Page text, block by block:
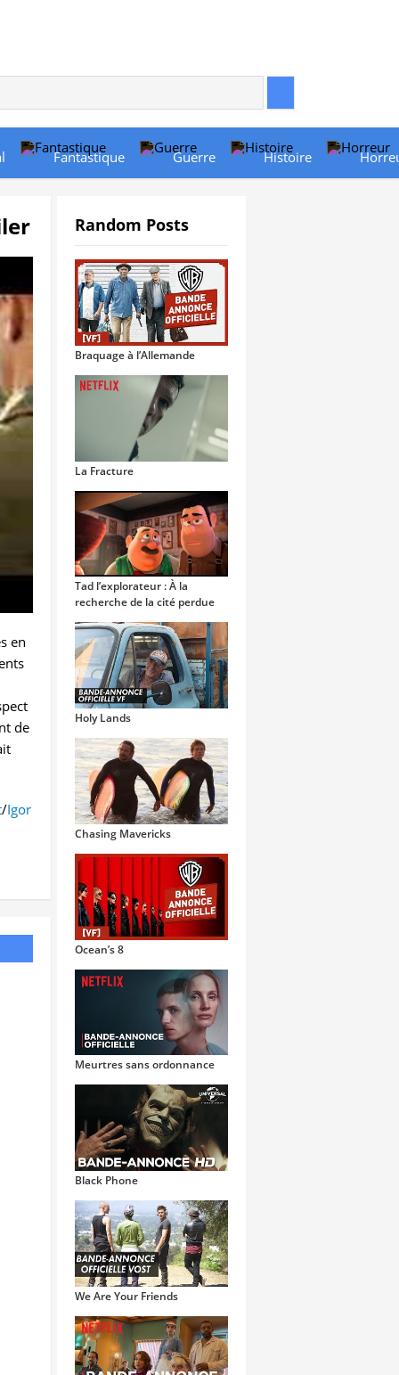
Fantastique Guerre Histoire
en
de
/Igor
Random Posts
Braquage à l’Allemande
La Fracture
Tad l’explorateur : À la
recherche de la cité perdue
Holy Lands
Chasing Mavericks
Ocean’s 8
Meurtres sans ordonnance
Black Phone
We Are Your Friends